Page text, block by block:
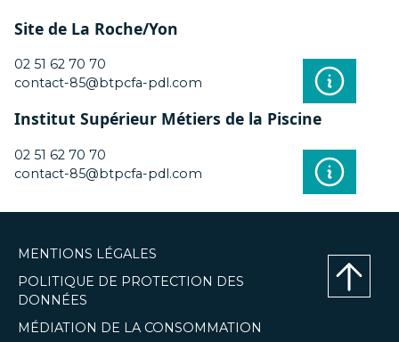
Site de La Roche/Yon
02 51 62 70 70
contact-85@btpcfa-pdl.com
Institut Supérieur Métiers de la Piscine
02 51 62 70 70
contact-85@btpcfa-pdl.com
MENTIONS LÉGALES
POLITIQUE DE PROTECTION DES
DONNÉES
MÉDIATION DE LA CONSOMMATION